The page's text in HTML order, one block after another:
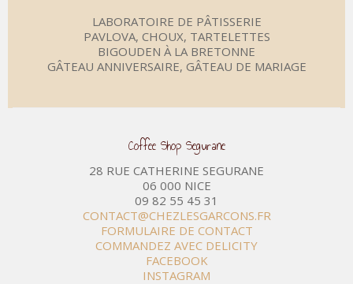
LABORATOIRE DE PÂTISSERIE
PAVLOVA, CHOUX, TARTELETTES
BIGOUDEN À LA BRETONNE
GÂTEAU ANNIVERSAIRE, GÂTEAU DE MARIAGE
Coffee Shop Segurane
28 RUE CATHERINE SEGURANE
06 000 NICE
09 82 55 45 31
CONTACT@CHEZLESGARCONS.FR
FORMULAIRE DE CONTACT
COMMANDEZ AVEC DELICITY
FACEBOOK
INSTAGRAM